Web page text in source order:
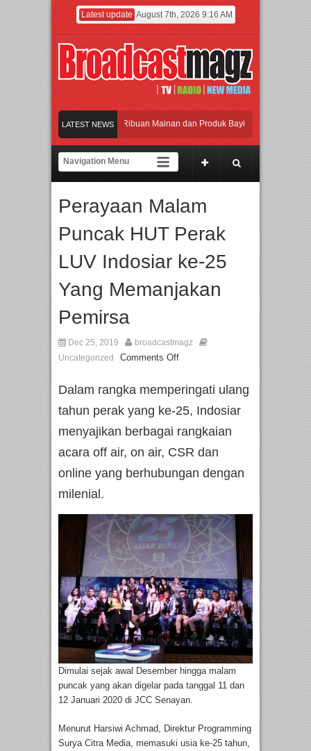
Latest update August 7th, 2026 9:16 AM
LATEST NEWS
Jakarta dengan Ribuan Mainan dan Produk Bayi dari Seluruh Dunia,
Gerbang Inovasi dan Peluang Bisnis Industri Gifts dan Housewares Asia
Perpaduan Warisan Dan Semangat Lokal, BIRKENSTOCK INDONESIA
Jakarta dengan Ribuan Mainan dan Produk Bayi dari Seluruh Dunia,
Perayaan Malam
Puncak HUT Perak
LUV Indosiar ke-25
Yang Memanjakan
Pemirsa
Dec 25, 2019
broadcastmagz
Uncategorized
Comments Off
Dalam rangka memperingati ulang
tahun perak yang ke-25, Indosiar
menyajikan berbagai rangkaian
acara off air, on air, CSR dan
online yang berhubungan dengan
milenial.
Dimulai sejak awal Desember hingga malam
puncak yang akan digelar pada tanggal 11 dan
12 Januari 2020 di JCC Senayan.
Menurut Harsiwi Achmad, Direktur Programming
Surya Citra Media, memasuki usia ke-25 tahun,